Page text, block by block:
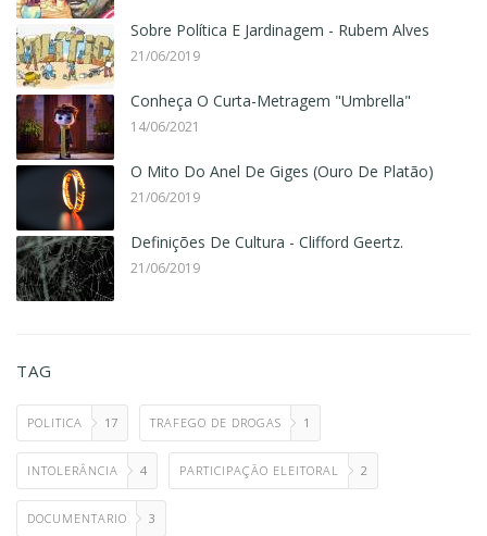
Sobre Política E Jardinagem - Rubem Alves
21/06/2019
Conheça O Curta-Metragem "Umbrella"
14/06/2021
O Mito Do Anel De Giges (Ouro De Platão)
21/06/2019
Definições De Cultura - Clifford Geertz.
21/06/2019
TAG
POLITICA 17 TRAFEGO DE DROGAS 1
INTOLERÂNCIA 4 PARTICIPAÇÃO ELEITORAL 2
DOCUMENTARIO 3